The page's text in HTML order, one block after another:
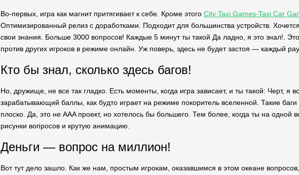
Во-первых, игра как магнит притягивает к себе. Кроме этого City Taxi Games-Taxi Car
Оптимизированный релиз с доработками. Подходит для большинства устройств.
свои знания. Больше 3000 вопросов! Каждые 5 минут ты такой Да ладно, я это знал!.
против других игроков в режиме онлайн. Уж поверь, здесь не будет застоя — каждый
Кто бы знал, сколько здесь багов!
Но, дружище, не все так гладко. Есть моменты, когда игра зависает, и ты такой: Черт, я
зарабатывающий баллы, как будто играет на режиме покоритель вселенной. Такие
плоско. Да, это не AAA проект, но хотелось бы большего. Тем более, когда ты на
рисунки вопросов и крутую анимацию.
Деньги — вопрос на миллион!
Вот тут дело зашло. Как же нам, простым игрокам, оказавшимся в этом океане